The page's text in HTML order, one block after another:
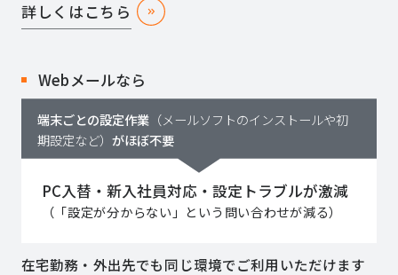
詳しくはこちら
Webメールなら
端末ごとの設定作業（メールソフトのインストールや初
期設定など） がほぼ不要
PC入替・新入社員対応・設定トラブルが激減
（「設定が分からない」という問い合わせが減る）
在宅勤務・外出先でも同じ環境でご利用いただけます